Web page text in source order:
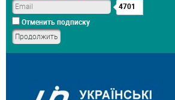
4701
Отменить подписку